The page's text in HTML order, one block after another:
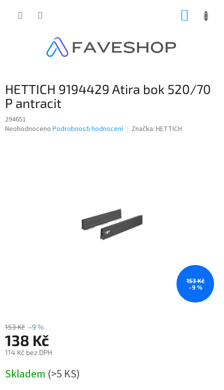
HETTICH 9194429 Atira bok 520/70
P antracit
294651
Průměrné
Neohodnoceno Podrobnosti hodnocení Značka: HETTICH
153 Kč
–9 %
153 Kč –9 %
138 Kč
114 Kč bez DPH
cena:
Skladem (>5 KS)